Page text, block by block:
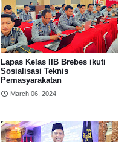
Lapas Kelas IIB Brebes ikuti
Sosialisasi Teknis
Pemasyarakatan
March 06, 2024